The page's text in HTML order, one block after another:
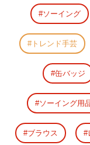
ソーイング
トレンド手芸
缶バッジ
ソーイング用
ブラウス